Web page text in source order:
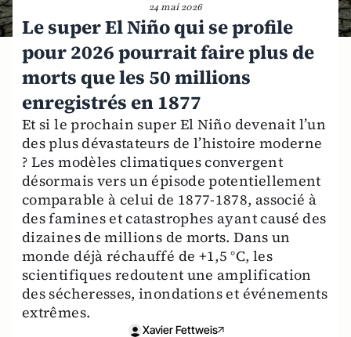
24 mai 2026
Le super El Niño qui se profile
pour 2026 pourrait faire plus de
morts que les 50 millions
enregistrés en 1877
Et si le prochain super El Niño devenait l’un
des plus dévastateurs de l’histoire moderne
? Les modèles climatiques convergent
désormais vers un épisode potentiellement
comparable à celui de 1877-1878, associé à
des famines et catastrophes ayant causé des
dizaines de millions de morts. Dans un
monde déjà réchauffé de +1,5 °C, les
scientifiques redoutent une amplification
des sécheresses, inondations et événements
extrêmes.
Xavier Fettweis